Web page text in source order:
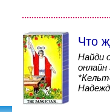
Что
Найди
онлайн